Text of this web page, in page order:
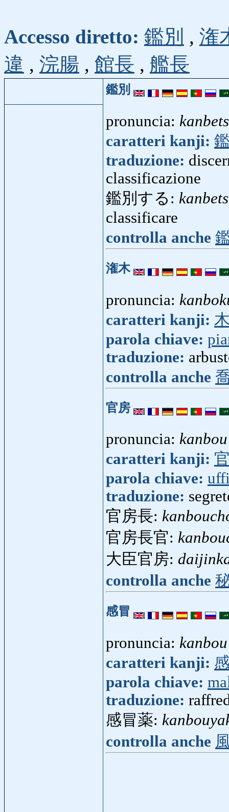
Accesso diretto: 鑑別 , 潅
違 , 浣腸 , 館長 , 艦長
鑑別
pronuncia:
caratteri kanji:
traduzione:
classificazione
鑑別する:
classificare
controlla anche
潅木
pronuncia:
caratteri kanji:
parola chiave:
traduzione:
controlla anche
官房
pronuncia: kanbou
caratteri kanji:
parola chiave:
traduzione:
官房長:
官房長官:
大臣官房:
controlla anche
感冒
pronuncia: kanbou
caratteri kanji:
parola chiave:
traduzione:
感冒薬:
controlla anche